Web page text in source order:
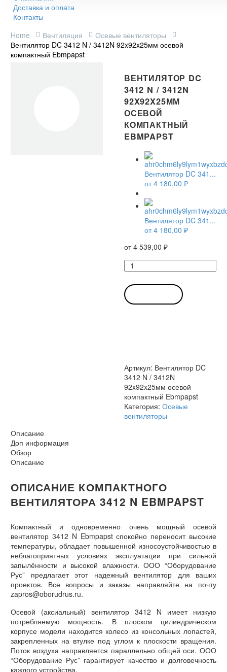
Доставка и оплата
Контакты
Home
Вентиляция
Осевые вентиляторы
Вентилятор DC 3412 N / 3412N 92x92x25мм осевой
компактный Ebmpapst
ВЕНТИЛЯТОР DC
3412 N / 3412N
92X92X25ММ
ОСЕВОЙ
КОМПАКТНЫЙ
EBMPAPST
Вентилятор DC 341...
от4 180,00 ₽
Вентилятор DC 341...
от4 180,00 ₽
от4 539,00 ₽
Количество
товара
Вентилятор
DC
3412
Ebmpapst
Артикул: Вентилятор DC
3412 N / 3412N
92x92x25мм осевой
компактный Ebmpapst
Категория: Осевые
вентиляторы
Описание
Доп информация
Обзор
Описание
ОПИСАНИЕ КОМПАКТНОГО
ВЕНТИЛЯТОРА 3412 N EBMPAPST
Компактный и одновременно очень мощный осевой
вентилятор 3412 N Ebmpapst спокойно переносит высокие
температуры, обладает повышенной износоустойчивостью в
неблагоприятных условиях эксплуатации при сильной
запылённости и высокой влажности. ООО “Оборудование
Рус” предлагает этот надежный вентилятор для ваших
проектов. Все вопросы и заказы направляйте на почту
zapros@oborudrus.ru.
Осевой (аксиальный) вентилятор 3412 N имеет низкую
потребляемую мощность. В плоском цилиндрическом
корпусе модели находится колесо из консольных лопастей,
закрепленных на втулке под углом к плоскости вращения.
Поток воздуха направляется параллельно общей оси. ООО
“Оборудование Рус” гарантирует качество и долговечность
каждого устройства.